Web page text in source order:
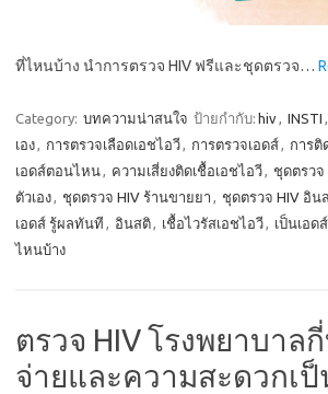
ที่ไหนบ้าง นำการตรวจ HIV ฟรีและชุดตรวจ…
Category: บทความน่าสนใจ ป้ายกำกับ: hiv, INSTI ,
เอง, การตรวจเลือดเอชไอวี, การตรวจเอดส์, การติ
เอดส์ตอนไหน, ความเสี่ยงติดเชื้อเอชไอวี, ชุดตรวจ
ตัวเอง, ชุดตรวจ HIV ร้านขายยา , ชุดตรวจ HIV อิน
เอดส์ รู้ผลทันที , อินสติ, เชื้อไวรัสเอชไอวี, เป็นเอดส์
ไหนบ้าง
ตรวจ HIV โรงพยาบาล
จ่ายและความสะดวกเป็